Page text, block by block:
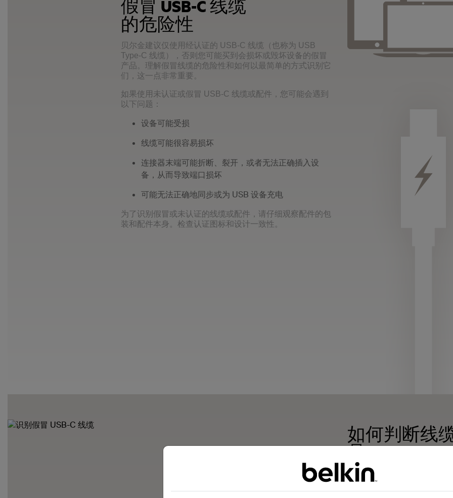
假冒 USB-C 线缆
的危险性
贝尔金建议仅使用经认证的 USB-C 线缆（也称为 USB
Type-C 线缆），否则您可能买到会损坏或毁坏设备的假冒
产品。理解假冒线缆的危险性和如何以最简单的方式识别它
们，这一点非常重要。
如果使用未认证或假冒 USB-C 线缆或配件，您可能会遇到
以下问题：
设备可能受损
线缆可能很容易损坏
连接器末端可能折断、裂开，或者无法正确插入设
备，从而导致端口损坏
可能无法正确地同步或为 USB 设备充电
为了识别假冒或未认证的线缆或配件，请仔细观察配件的包
装和配件本身。检查认证图标和设计一致性。
如何判断线
品？
确保 USB-C 线缆有
检查以确保产品包装上